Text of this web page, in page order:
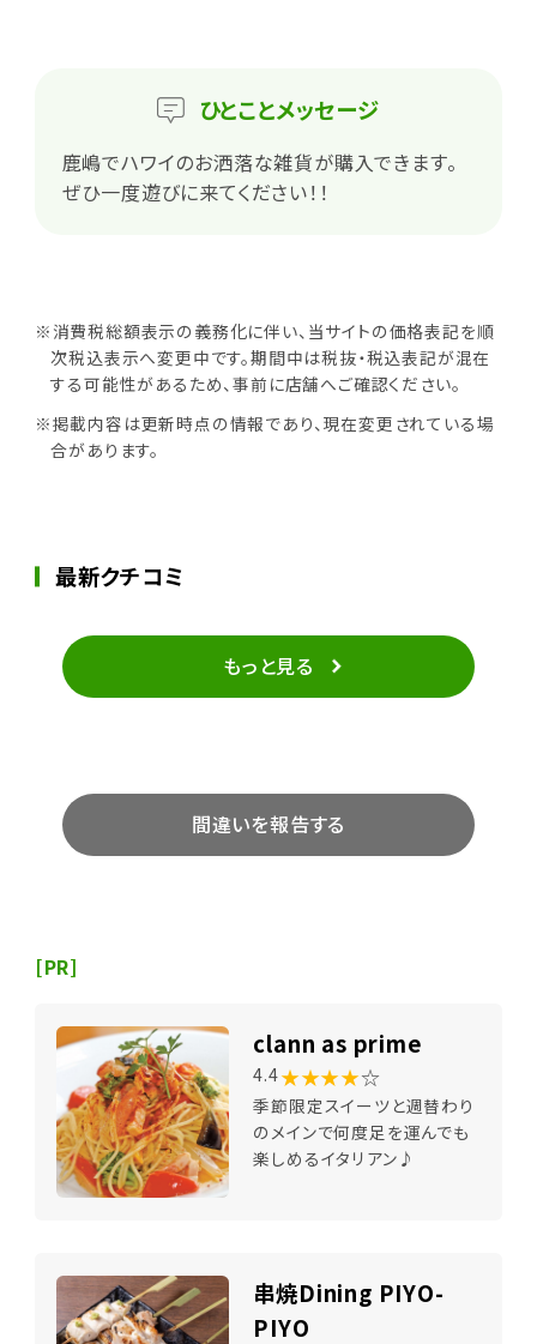
ひとことメッセージ
鹿嶋でハワイのお洒落な雑貨が購入できます。
ぜひ一度遊びに来てください！！
※消費税総額表示の義務化に伴い、当サイトの価格表記を順
次税込表示へ変更中です。期間中は税抜・税込表記が混在
する可能性があるため、事前に店舗へご確認ください。
※掲載内容は更新時点の情報であり、現在変更されている場
合があります。
最新クチコミ
もっと見る
間違いを報告する
[PR]
clann as prime
4.4★★★★☆
季節限定スイーツと週替わり
のメインで何度足を運んでも
楽しめるイタリアン♪
串焼Dining PIYO-
PIYO